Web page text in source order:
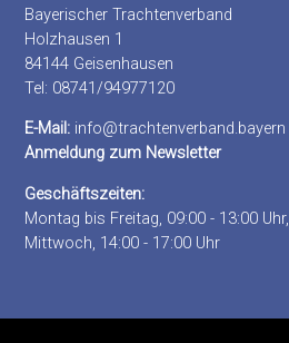
Bayerischer Trachtenverband
Holzhausen 1
84144 Geisenhausen
Tel: 08741/94977120
E-Mail: info@trachtenverband.bayern
Anmeldung zum Newsletter
Geschäftszeiten:
Montag bis Freitag, 09:00 - 13:00 Uhr,
Mittwoch, 14:00 - 17:00 Uhr